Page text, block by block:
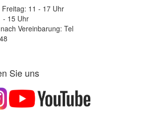
Freitag: 11 - 17 Uhr
- 15 Uhr
Vereinbarung: Tel
Sie uns